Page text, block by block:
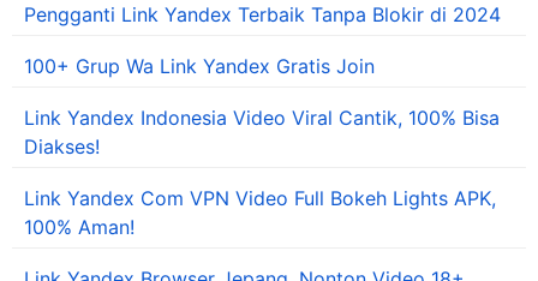
Pengganti Link Yandex Terbaik Tanpa Blokir di 2024
100+ Grup Wa Link Yandex Gratis Join
Link Yandex Indonesia Video Viral Cantik, 100% Bisa
Diakses!
Link Yandex Com VPN Video Full Bokeh Lights APK,
100% Aman!